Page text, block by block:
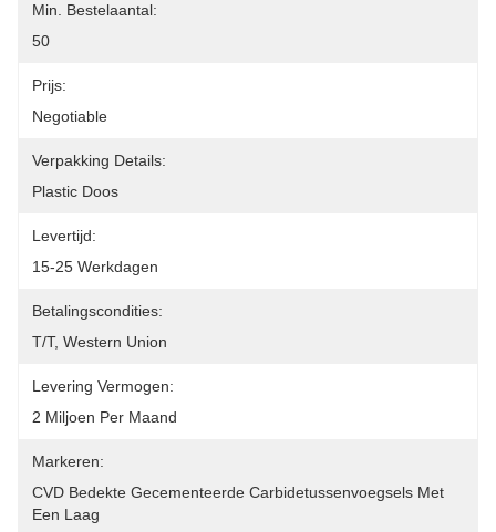
Min. Bestelaantal:
50
Prijs:
Negotiable
Verpakking Details:
Plastic Doos
Levertijd:
15-25 Werkdagen
Betalingscondities:
T/T, Western Union
Levering Vermogen:
2 Miljoen Per Maand
Markeren:
CVD Bedekte Gecementeerde Carbidetussenvoegsels Met
Een Laag